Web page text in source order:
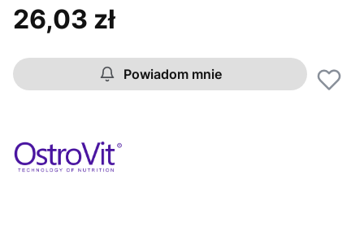
Cena
26,03 zł
Powiadom mnie